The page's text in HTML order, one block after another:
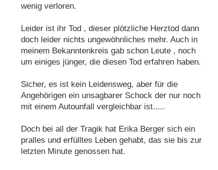
wenig verloren.
Leider ist ihr Tod , dieser plötzliche Herztod dann
doch leider nichts ungewöhnliches mehr. Auch in
meinem Bekanntenkreis gab schon Leute , noch
um einiges jünger, die diesen Tod erfahren haben.
Sicher, es ist kein Leidensweg, aber für die
Angehörigen ein unsagbarer Schock der nur noch
mit einem Autounfall vergleichbar ist.....
Doch bei all der Tragik hat Erika Berger sich ein
pralles und erfülltes Leben gehabt, das sie bis zur
letzten Minute genossen hat.